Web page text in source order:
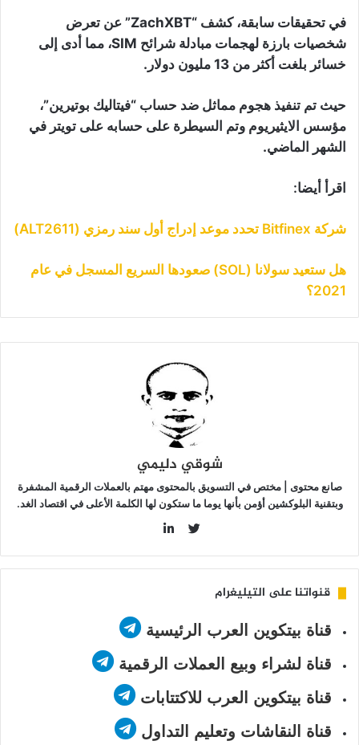
في تحقيقات سابقة، كشف “ZachXBT” عن تعرض
شخصيات بارزة لهجمات مبادلة شرائح SIM، مما أدى إلى
خسائر بلغت أكثر من 13 مليون دولار.
حيث تم تنفيذ هجوم مماثل ضد حساب “فيتاليك بوتيرين”،
مؤسس الايثيريوم وتم السيطرة على حسابه على تويتر في
الشهر الماضي.
اقرأ أيضا:
شركة Bitfinex تحدد موعد إدراج أول سند رمزي (ALT2611)
هل ستعيد سولانا (SOL) صعودها السريع المسجل في عام
2021؟
شوقي دليمي
صانع محتوى | مختص في التسويق بالمحتوى مهتم بالعملات الرقمية المشفرة
وبتقنية البلوكشين أؤمن بأنها يوما ما ستكون لها الكلمة الأعلى في اقتصاد الغد.
قنواتنا على التيليغرام
قناة بيتكوين العرب الرئيسية
قناة لشراء وبيع العملات الرقمية
قناة بيتكوين العرب للاكتتابات
قناة النقاشات وتعليم التداول